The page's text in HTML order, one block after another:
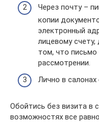
Через почту –
копии
электронный
лицевому
том, что письмо
рассмотрении.
Лично в
Обойтись без визита в
возможностях все